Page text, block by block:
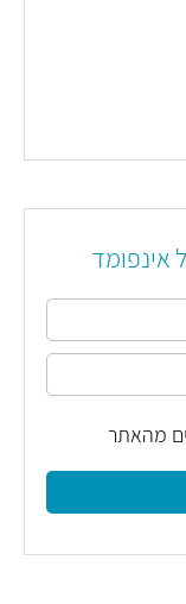
אינפומד
מהאתר